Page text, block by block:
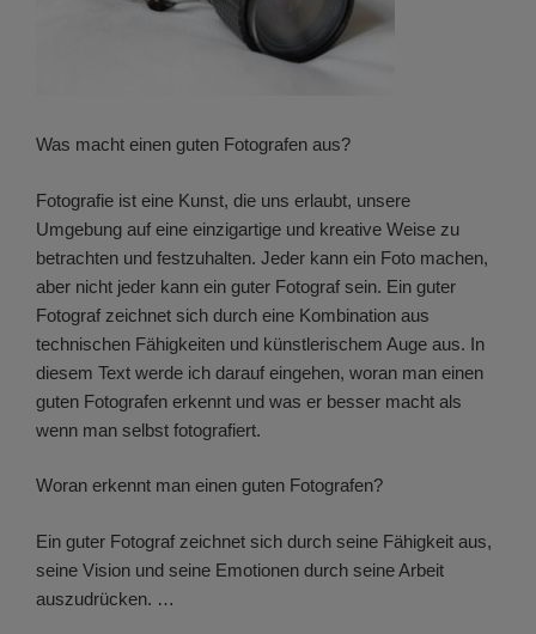
Was macht einen guten Fotografen aus?
Fotografie ist eine Kunst, die uns erlaubt, unsere
Umgebung auf eine einzigartige und kreative Weise zu
betrachten und festzuhalten. Jeder kann ein Foto machen,
aber nicht jeder kann ein guter Fotograf sein. Ein guter
Fotograf zeichnet sich durch eine Kombination aus
technischen Fähigkeiten und künstlerischem Auge aus. In
diesem Text werde ich darauf eingehen, woran man einen
guten Fotografen erkennt und was er besser macht als
wenn man selbst fotografiert.
Woran erkennt man einen guten Fotografen?
Ein guter Fotograf zeichnet sich durch seine Fähigkeit aus,
seine Vision und seine Emotionen durch seine Arbeit
auszudrücken. …